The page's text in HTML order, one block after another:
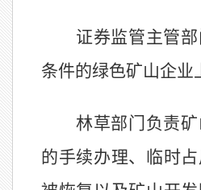
证券监管主管
条件的绿色矿山企业
林草部门负责
的手续办理、临时